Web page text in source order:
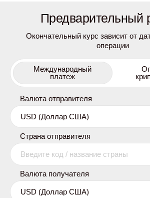
Предварительный
Окончательный курс зависит от
операции
Международный
платеж
Валюта отправителя
Страна отправителя
Валюта получателя